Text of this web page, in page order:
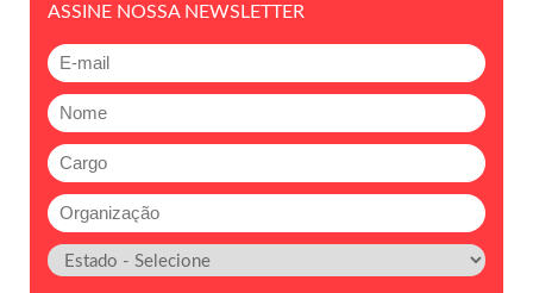
ASSINE NOSSA NEWSLETTER